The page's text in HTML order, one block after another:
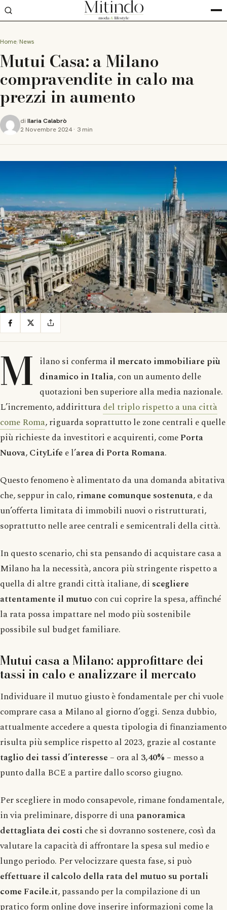
Home News
Mutui Casa: a Milano
compravendite in calo ma
prezzi in aumento
di Ilaria Calabrò
2 Novembre 2024· 3 min
M ilano si confermail mercato immobiliare più
dinamico in Italia, con un aumento delle
quotazioni ben superiore alla media nazionale.
L’incremento, addiritturadel triplo rispetto a una città
come Roma, riguarda soprattutto le zone centrali e quelle
più richieste da investitori e acquirenti, comePorta
Nuova,CityLife e l’area di Porta Romana.
Questo fenomeno è alimentato da una domanda abitativa
che, seppur in calo,rimane comunque sostenuta, e da
un’offerta limitata di immobili nuovi o ristrutturati,
soprattutto nelle aree centrali e semicentrali della città.
In questo scenario, chi sta pensando di acquistare casa a
Milano ha la necessità, ancora più stringente rispetto a
quella di altre grandi città italiane, di scegliere
attentamente il mutuo con cui coprire la spesa, affinché
la rata possa impattare nel modo più sostenibile
possibile sul budget familiare.
Mutui casa a Milano: approfittare dei
tassi in calo e analizzare il mercato
Individuare il mutuo giusto è fondamentale per chi vuole
comprare casa a Milano al giorno d’oggi. Senza dubbio,
attualmente accedere a questa tipologia di finanziamento
risulta più semplice rispetto al 2023, grazie al costante
taglio dei tassi d’interesse – ora al 3,40% – messo a
punto dalla BCE a partire dallo scorso giugno.
Per scegliere in modo consapevole, rimane fondamentale,
in via preliminare, disporre di unapanoramica
dettagliatadei costi che si dovranno sostenere, così da
valutare la capacità di affrontare la spesa sul medio e
lungo periodo. Per velocizzare questa fase, si può
effettuare il calcolo della rata del mutuo su portali
come Facile.it, passando per la compilazione di un
pratico form online dove inserire informazioni come la